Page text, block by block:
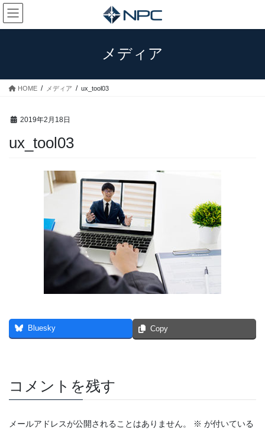
コ
ン
テ
ス
ナ
ビ
ゲ
ン
メディア
HOME メディア ux_tool03
2019年2月18日
ux_tool03
Bluesky Copy
コメントを残す
メールアドレスが公開されることはありません。 ※ が付いている